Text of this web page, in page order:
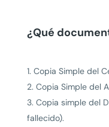
¿Qué
Copia Simple del
Copia Simple del
Copia simple del
fallecido).